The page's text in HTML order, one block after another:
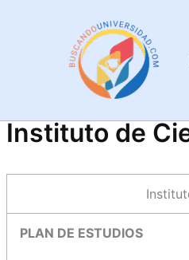
Instituto de
PLAN DE ESTUDIOS